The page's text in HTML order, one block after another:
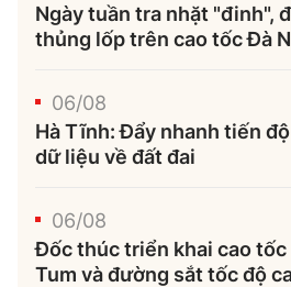
Ngày tuần tra nhặt "đinh",
thủng lốp trên cao tốc Đà
06/08
Hà Tĩnh: Đẩy nhanh tiến
dữ liệu về đất đai
06/08
Đốc thúc triển khai cao tốc
Tum và đường sắt tốc độ